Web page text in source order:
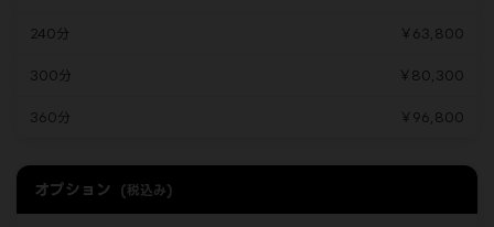
240分 ￥63,800
300分 ￥80,300
360分 ￥96,800
オプション (税込み)